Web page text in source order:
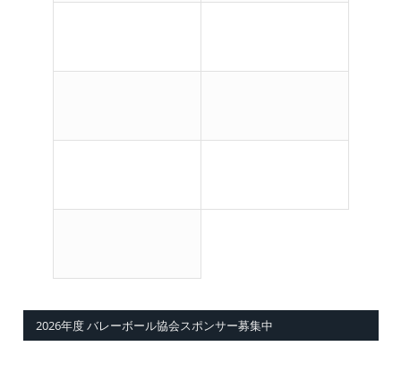
2026年度 バレーボール協会スポンサー募集中